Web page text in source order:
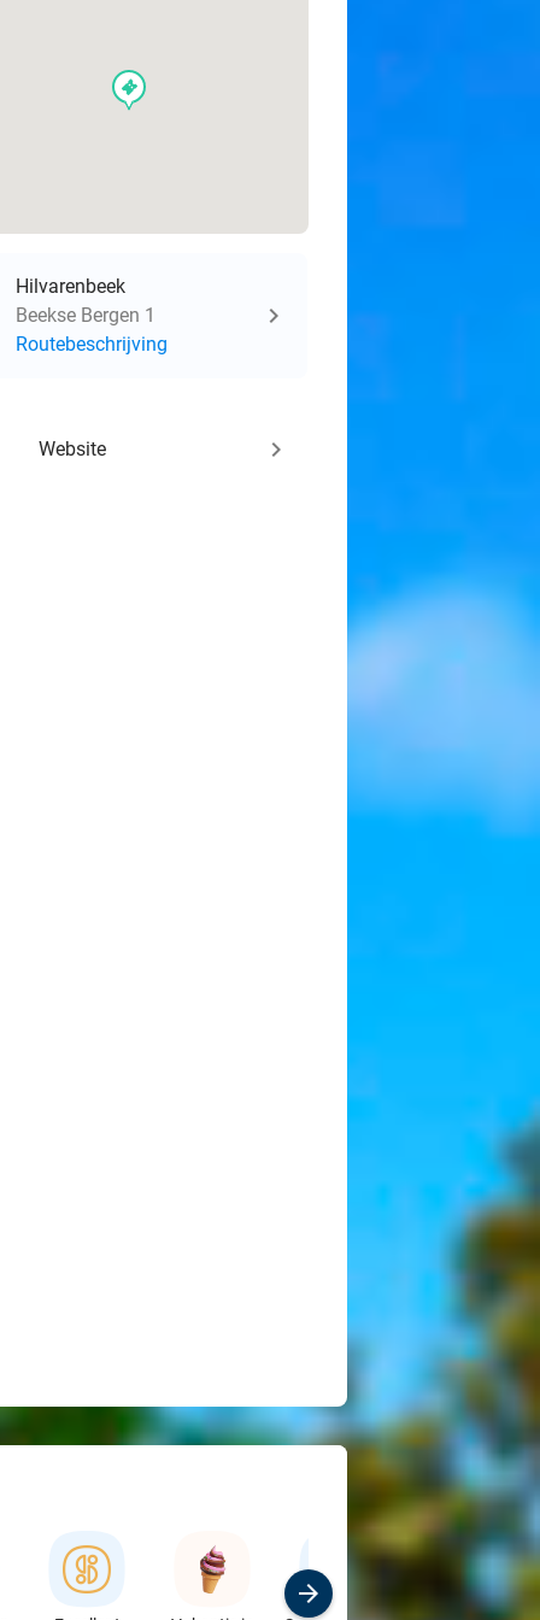
events
Hilvarenbeek
Beekse Bergen 1
Routebeschrijving
Website keyboard_arrow_right